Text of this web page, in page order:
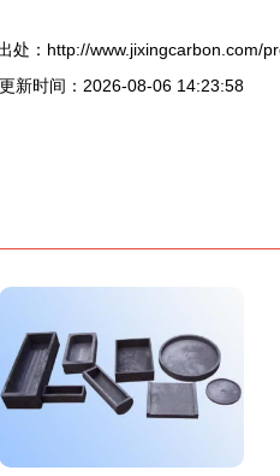
处：http://www.jixingcarbon.com/
更新时间：2026-08-06 14:23:58